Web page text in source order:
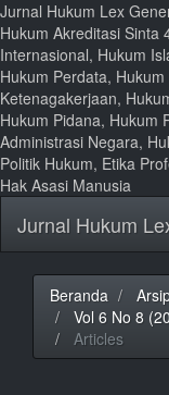
Jurnal Hukum Lex
Hukum Akreditasi Sinta
Internasional, Hukum
Hukum Perdata,
Ketenagakerjaan,
Hukum Pidana, Hukum
Administrasi Negara,
Politik Hukum, Etika
Hak Asasi Manusia
isi
halaman
Navigasi
Utama
Isi
Utama
Jurnal Hukum
Beranda
Vol 6 No 8
Articles